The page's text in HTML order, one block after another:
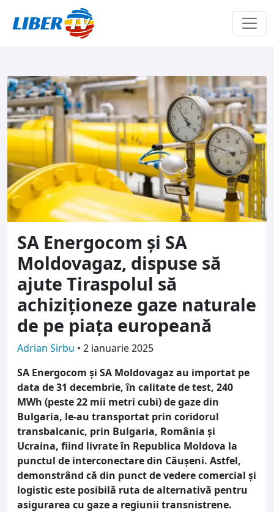
SA Energocom și SA
Moldovagaz, dispuse să
ajute Tiraspolul să
achiziționeze gaze naturale
de pe piața europeană
Adrian Sirbu • 2 ianuarie 2025
SA Energocom și SA Moldovagaz au importat pe
data de 31 decembrie, în calitate de test, 240
MWh (peste 22 mii metri cubi) de gaze din
Bulgaria, le-au transportat prin coridorul
transbalcanic, prin Bulgaria, România și
Ucraina, fiind livrate în Republica Moldova la
punctul de interconectare din Căușeni. Astfel,
demonstrând că din punct de vedere comercial și
logistic este posibilă ruta de alternativă pentru
asigurarea cu gaze a regiunii transnistrene.